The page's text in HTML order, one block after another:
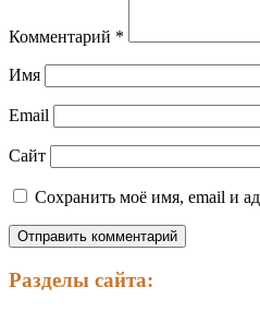
Комментарий *
Имя
Email
Сайт
Сохранить моё имя, email и
Разделы сайта: